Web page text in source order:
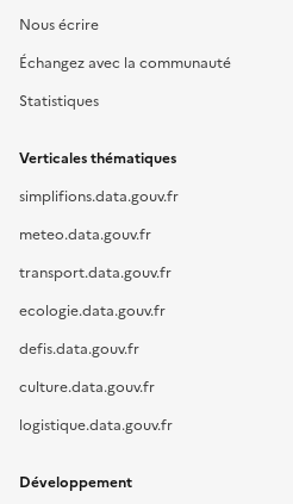
Nous écrire
Échangez avec la communauté
Statistiques
Verticales thématiques
simplifions.data.gouv.fr
meteo.data.gouv.fr
transport.data.gouv.fr
ecologie.data.gouv.fr
defis.data.gouv.fr
culture.data.gouv.fr
logistique.data.gouv.fr
Développement